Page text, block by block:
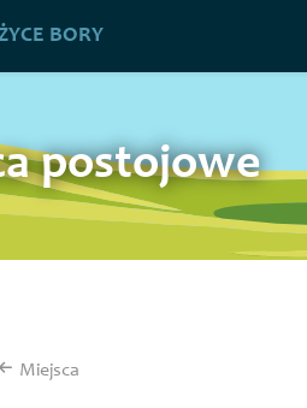
BORY
postojowe
Miejsca